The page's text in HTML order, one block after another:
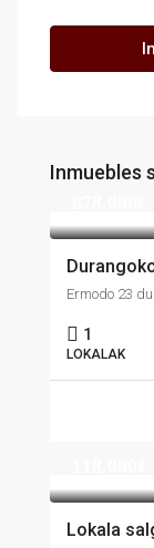
Inmuebles
Ermodo 23
1
LOKALAK
Lokala